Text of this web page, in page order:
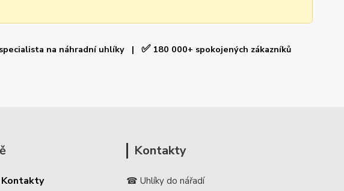
na náhradní uhlíky | ✅180 000+ spokojených zákazníků
Kontakty
Kontakty
☎ Uhlíky do nářadí